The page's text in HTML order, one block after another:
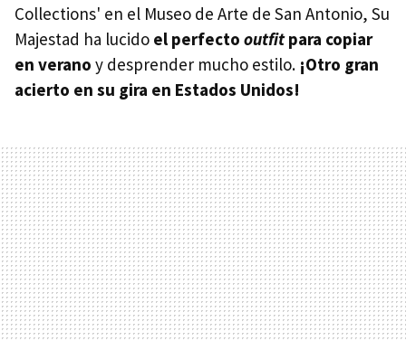
Collections' en el Museo de Arte de San Antonio, Su
Majestad ha lucido el perfecto outfitpara copiar
en verano y desprender mucho estilo. ¡Otro gran
acierto en su gira en Estados Unidos!